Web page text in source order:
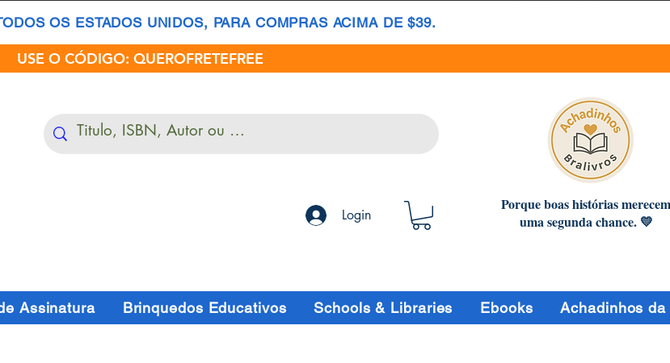
OS ESTADOS UNIDOS, PARA COMPRAS ACIMA DE $39.
USE O CÓDIGO: QUEROFRETEFREE
Login
Porque boas histórias merecem
uma segunda chance. 💛
Assinatura Brinquedos Educativos Schools & Libraries Ebooks Achadinhos